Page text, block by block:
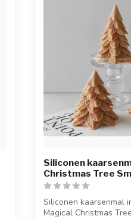
Siliconen
Christmas Tree
Siliconen kaarsenmal
Magical Christmas